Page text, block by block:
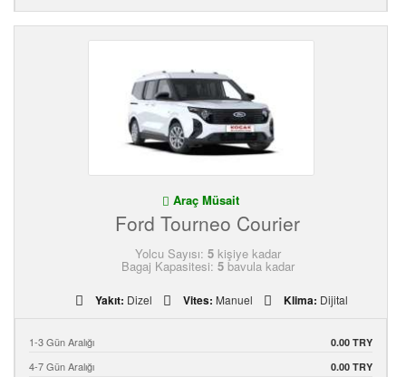
Araç Müsait
Ford Tourneo Courier
Yolcu Sayısı: 5kişiye kadar
Bagaj Kapasitesi: 5bavula kadar
Yakıt: Dizel Vites: Manuel Klima: Dijital
1-3 Gün Aralığı 0.00 TRY
4-7 Gün Aralığı 0.00 TRY